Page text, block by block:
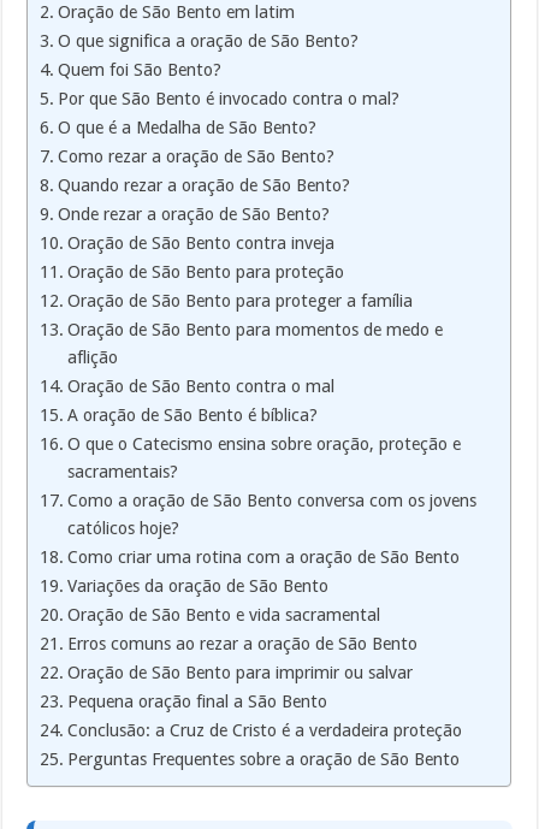
Oração de São Bento em latim
O que significa a oração de São Bento?
Quem foi São Bento?
Por que São Bento é invocado contra o mal?
O que é a Medalha de São Bento?
Como rezar a oração de São Bento?
Quando rezar a oração de São Bento?
Onde rezar a oração de São Bento?
Oração de São Bento contra inveja
Oração de São Bento para proteção
Oração de São Bento para proteger a família
Oração de São Bento para momentos de medo e
aflição
Oração de São Bento contra o mal
A oração de São Bento é bíblica?
O que o Catecismo ensina sobre oração, proteção e
sacramentais?
Como a oração de São Bento conversa com os jovens
católicos hoje?
Como criar uma rotina com a oração de São Bento
Variações da oração de São Bento
Oração de São Bento e vida sacramental
Erros comuns ao rezar a oração de São Bento
Oração de São Bento para imprimir ou salvar
Pequena oração final a São Bento
Conclusão: a Cruz de Cristo é a verdadeira proteção
Perguntas Frequentes sobre a oração de São Bento